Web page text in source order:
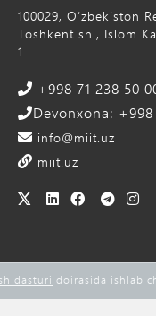
100029, Oʻzbekiston
Toshkent sh., Islom
1
+998 71 238 50
Devonxona: +998
info@miit.uz
miit.uz
dasturi doirasida ishlab